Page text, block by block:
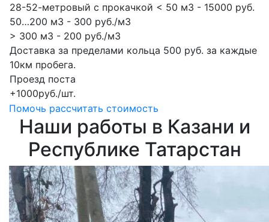
28-52-метровый с прокачкой < 50 м3 - 15000 руб.
50…200 м3 - 300 руб./м3
> 300 м3 - 200 руб./м3
Доставка за пределами кольца 500 руб. за каждые
10км пробега.
Проезд поста
+1000руб./шт.
Помочь рассчитать стоимость
Наши работы в Казани и
Республике Татарстан